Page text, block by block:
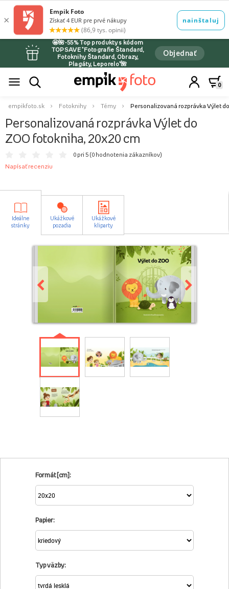
🤩🌺-55% Top produkty s kódom
TOPSAVE *Fotografie Štandard,
Fotoknihy Štandard, Obrazy,
Plagáty, Leporelo*🌺
Objednať
0
empikfoto.sk Fotoknihy Témy Personalizovaná rozprávka Výlet
Personalizovaná rozprávka Výlet do
ZOO fotokniha, 20x20 cm
0 pri 5 (0 hodnotenia zákazníkov)
Napísať recenziu
Ideálne
stránky
Ukážkové
pozadia
Ukážkové
kliparty
Formát [cm]:
Papier:
Typ väzby: